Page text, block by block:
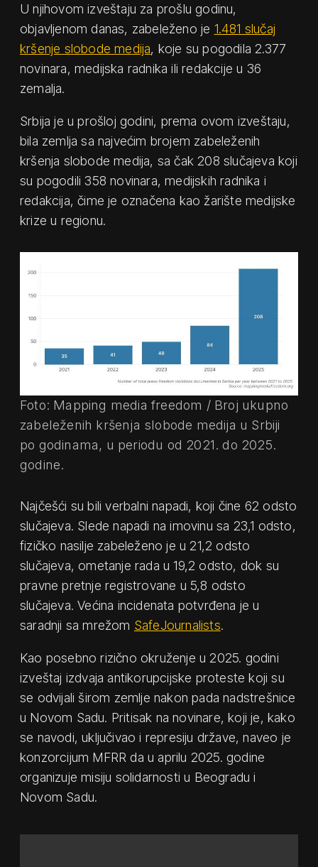
U njihovom izveštaju za prošlu godinu,
objavljenom danas, zabeleženo je 1.481 slučaj
kršenje slobode medija, koje su pogodila 2.377
novinara, medijska radnika ili redakcije u 36
zemalja.
Srbija je u prošloj godini, prema ovom izveštaju,
bila zemlja sa najvećim brojem zabeleženih
kršenja slobode medija, sa čak 208 slučajeva koji
su pogodili 358 novinara, medijskih radnika i
redakcija, čime je označena kao žarište medijske
krize u regionu.
Foto: Mapping media freedom / Broj ukupno
zabeleženih kršenja slobode medija u Srbiji
po godinama, u periodu od 2021. do 2025.
godine.
Najčešći su bili verbalni napadi, koji čine 62 odsto
slučajeva. Slede napadi na imovinu sa 23,1 odsto,
fizičko nasilje zabeleženo je u 21,2 odsto
slučajeva, ometanje rada u 19,2 odsto, dok su
pravne pretnje registrovane u 5,8 odsto
slučajeva. Većina incidenata potvrđena je u
saradnji sa mrežom SafeJournalists.
Kao posebno rizično okruženje u 2025. godini
izveštaj izdvaja antikorupcijske proteste koji su
se odvijali širom zemlje nakon pada nadstrešnice
u Novom Sadu. Pritisak na novinare, koji je, kako
se navodi, uključivao i represiju države, naveo je
konzorcijum MFRR da u aprilu 2025. godine
organizuje misiju solidarnosti u Beogradu i
Novom Sadu.